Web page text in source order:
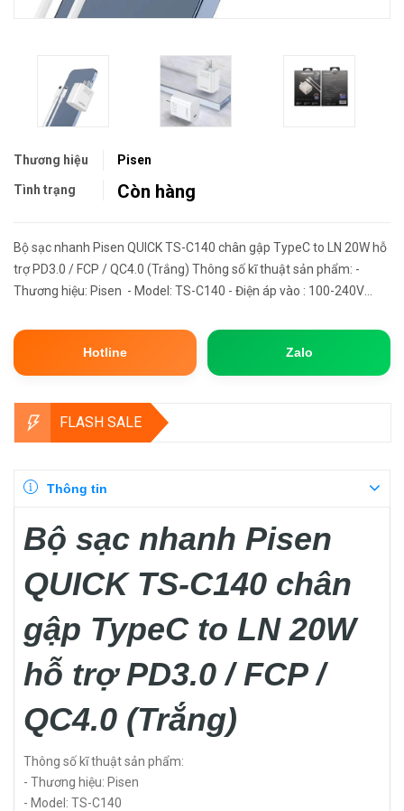
Thương hiệu Pisen
Tình trạng Còn hàng
Bộ sạc nhanh Pisen QUICK TS-C140 chân gập TypeC to LN 20W hỗ
trợ PD3.0 / FCP / QC4.0 (Trắng) Thông số kĩ thuật sản phẩm: -
Thương hiệu: Pisen - Model: TS-C140 - Điện áp vào : 100-240V
Hotline Zalo
FLASH SALE
Thông tin
Bộ sạc nhanh Pisen
QUICK TS-C140 chân
gập TypeC to LN 20W
hỗ trợ PD3.0 / FCP /
QC4.0 (Trắng)
Thông số kĩ thuật sản phẩm:
- Thương hiệu: Pisen
- Model: TS-C140